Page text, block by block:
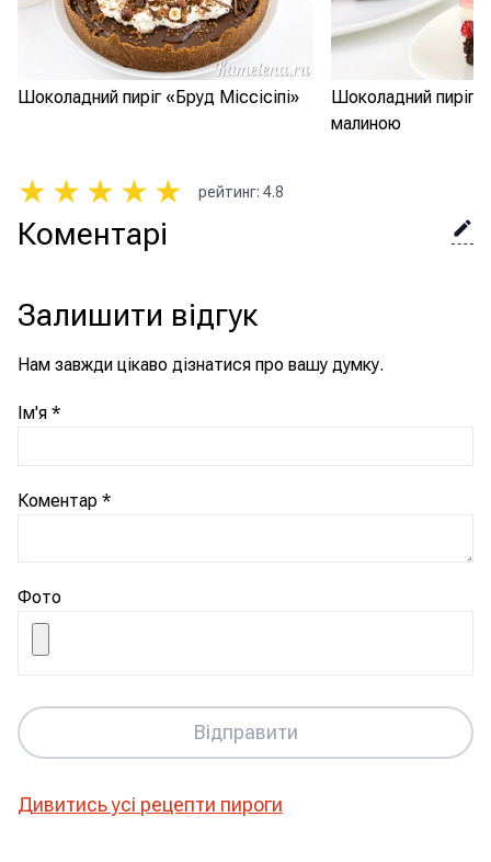
Шоколадний пиріг «Бруд Міссісіпі»
Шоколадний пиріг
малиною
★ ★ ★ ★ ★ рейтинг: 4.8
Коментарі
Залишити відгук
Нам завжди цікаво дізнатися про вашу думку.
Ім'я *
Коментар *
Фото
Відправити
Дивитись усі рецепти пироги